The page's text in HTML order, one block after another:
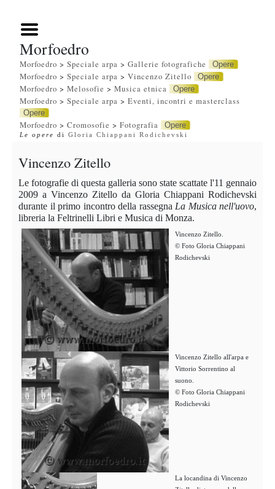
Morfoedro
Morfoedro > Speciale arpa > Gallerie fotografiche Opere
Morfoedro > Speciale arpa > Vincenzo Zitello Opere
Morfoedro > Melosofie > Musica etnica Opere
Morfoedro > Speciale arpa > Eventi, incontri e masterclass
Opere
Morfoedro > Cromosofie > Fotografia Opere
Le opere di Gloria Chiappani Rodichevski
Vincenzo Zitello
Le fotografie di questa galleria sono state scattate l'11 gennaio
2009 a Vincenzo Zitello da Gloria Chiappani Rodichevski
durante il primo incontro della rassegna La Musica nell'uovo,
libreria la Feltrinelli Libri e Musica di Monza.
Vincenzo Zitello.
© Foto Gloria Chiappani
Rodichevski
Vincenzo Zitello all'arpa e
Vittorio Sorrentino al
suono.
© Foto Gloria Chiappani
Rodichevski
La locandina di Vincenzo